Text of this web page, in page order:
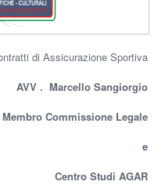
di Assicurazione Sportiva
AVV . Marcello Sangiorgio
Membro Commissione Legale
e
Centro Studi AGAR